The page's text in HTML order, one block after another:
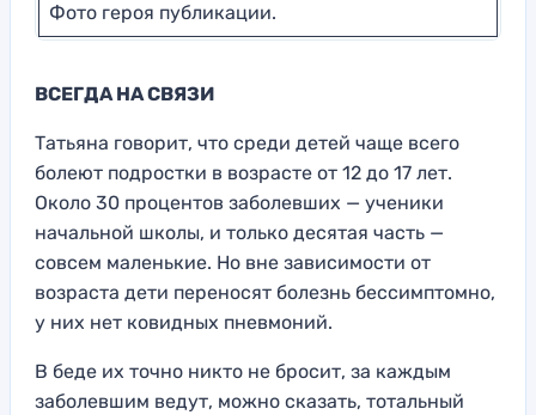
Фото героя публикации.
ВСЕГДА НА СВЯЗИ
Татьяна говорит, что среди детей чаще всего
болеют подростки в возрасте от 12 до 17 лет.
Около 30 процентов заболевших — ученики
начальной школы, и только десятая часть —
совсем маленькие. Но вне зависимости от
возраста дети переносят болезнь бессимптомно,
у них нет ковидных пневмоний.
В беде их точно никто не бросит, за каждым
заболевшим ведут, можно сказать, тотальный